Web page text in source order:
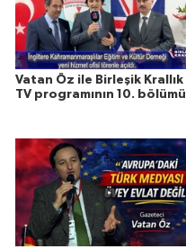
Vatan Öz ile Birleşik Krallık
TV programının 10. bölümü